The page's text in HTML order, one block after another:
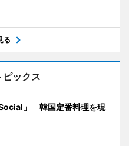
る
ックス
」 韓国定番料理を現